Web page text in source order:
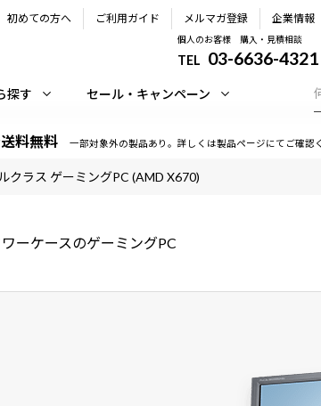
初めての方へ ご利用ガイド メルマガ登録 企業情報
個人のお客様 購入・見積相談
TEL 03-6636-4321
探す セール・キャンペーン
料無料 一部対象外の製品あり。詳しくは製品ページにてご確認
クラス ゲーミングPC (AMD X670)
ーケースのゲーミングPC